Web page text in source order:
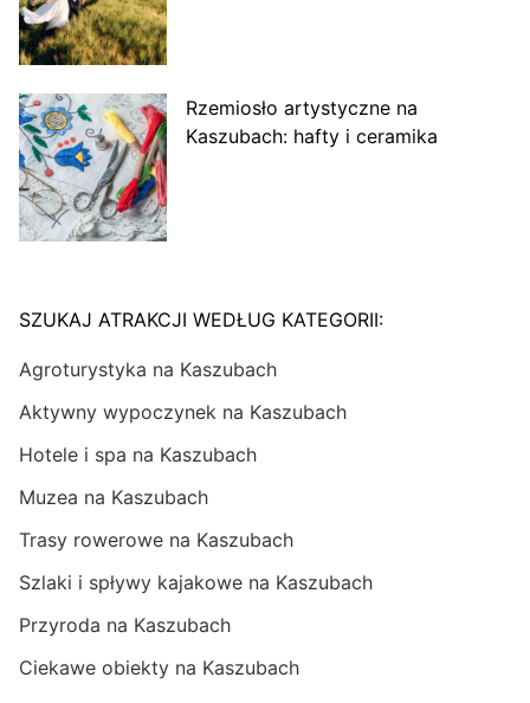
Rzemiosło artystyczne na
Kaszubach: hafty i ceramika
SZUKAJ ATRAKCJI WEDŁUG KATEGORII:
Agroturystyka na Kaszubach
Aktywny wypoczynek na Kaszubach
Hotele i spa na Kaszubach
Muzea na Kaszubach
Trasy rowerowe na Kaszubach
Szlaki i spływy kajakowe na Kaszubach
Przyroda na Kaszubach
Ciekawe obiekty na Kaszubach